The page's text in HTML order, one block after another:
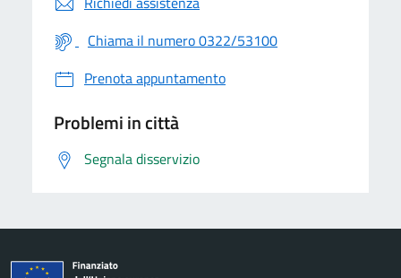
Chiama il numero 0322/53100
Prenota appuntamento
Problemi in città
Segnala disservizio